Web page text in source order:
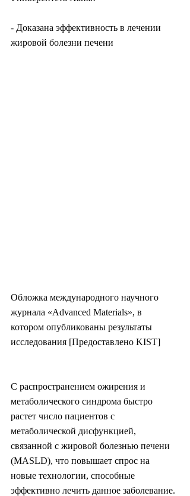
- Доказана эффективность в лечении
жировой болезни печени
Обложка международного научного
журнала «Advanced Materials», в
котором опубликованы результаты
исследования [Предоставлено KIST]
С распространением ожирения и
метаболического синдрома быстро
растет число пациентов с
метаболической дисфункцией,
связанной с жировой болезнью печени
(MASLD), что повышает спрос на
новые технологии, способные
эффективно лечить данное заболевание.